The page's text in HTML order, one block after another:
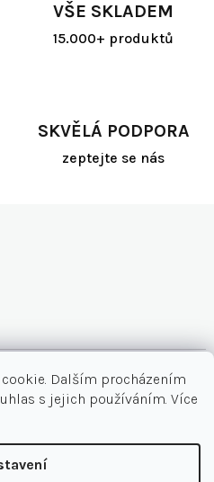
Dalším procházením
s jejich používáním. Více
VŠE SKLADEM
15.000+ produktů
SKVĚLÁ PODPORA
zeptejte se nás